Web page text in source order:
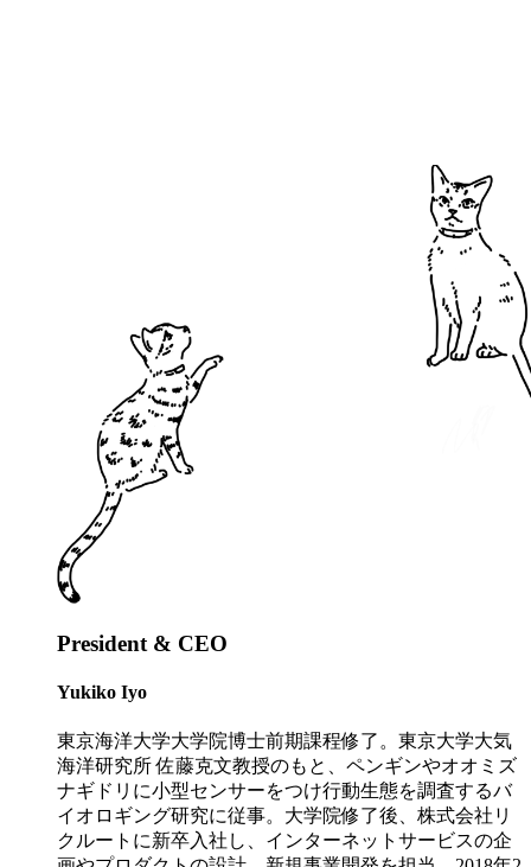
President & CEO
Yukiko Iyo
東京海洋大学大学院博士前期課程修了。東京大学大気
海洋研究所 佐藤克文教授のもと、ペンギンやオオミズ
ナギドリに小型センサーをつけ行動生態を調査するバ
イオロギング研究に従事。大学院修了後、株式会社リ
クルートに新卒入社し、インターネットサービスの企